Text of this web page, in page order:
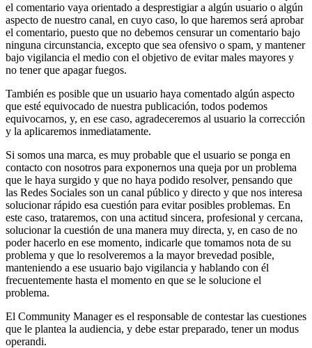
el comentario vaya orientado a desprestigiar a algún usuario o algún
aspecto de nuestro canal, en cuyo caso, lo que haremos será aprobar
el comentario, puesto que no debemos censurar un comentario bajo
ninguna circunstancia, excepto que sea ofensivo o spam, y mantener
bajo vigilancia el medio con el objetivo de evitar males mayores y
no tener que apagar fuegos.
También es posible que un usuario haya comentado algún aspecto
que esté equivocado de nuestra publicación, todos podemos
equivocarnos, y, en ese caso, agradeceremos al usuario la corrección
y la aplicaremos inmediatamente.
Si somos una marca, es muy probable que el usuario se ponga en
contacto con nosotros para exponernos una queja por un problema
que le haya surgido y que no haya podido resolver, pensando que
las Redes Sociales son un canal público y directo y que nos interesa
solucionar rápido esa cuestión para evitar posibles problemas. En
este caso, trataremos, con una actitud sincera, profesional y cercana,
solucionar la cuestión de una manera muy directa, y, en caso de no
poder hacerlo en ese momento, indicarle que tomamos nota de su
problema y que lo resolveremos a la mayor brevedad posible,
manteniendo a ese usuario bajo vigilancia y hablando con él
frecuentemente hasta el momento en que se le solucione el
problema.
El Community Manager es el responsable de contestar las cuestiones
que le plantea la audiencia, y debe estar preparado, tener un modus
operandi.